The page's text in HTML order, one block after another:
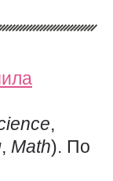
,
, Math). По